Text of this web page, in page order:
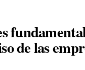
de las